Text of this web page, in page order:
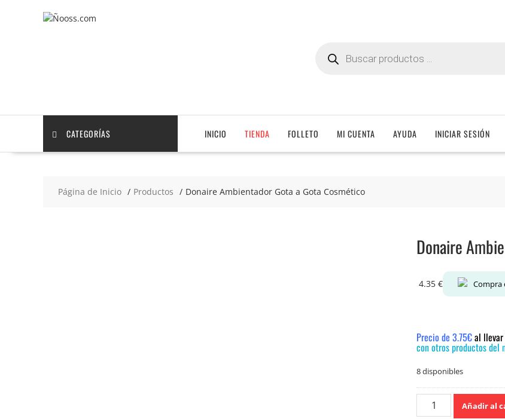
productos
CATEGORÍAS INICIO TIENDA FOLLETO MI CUENTA AYUDA INICIAR SESIÓN
Página de Inicio Productos Donaire Ambientador Gota a Gota Cosmético
Donaire
4.35 € Compra
Precio de 3.75€al llevar
con otros productos del
8 disponibles
Donaire
Ambientador
Añadir al